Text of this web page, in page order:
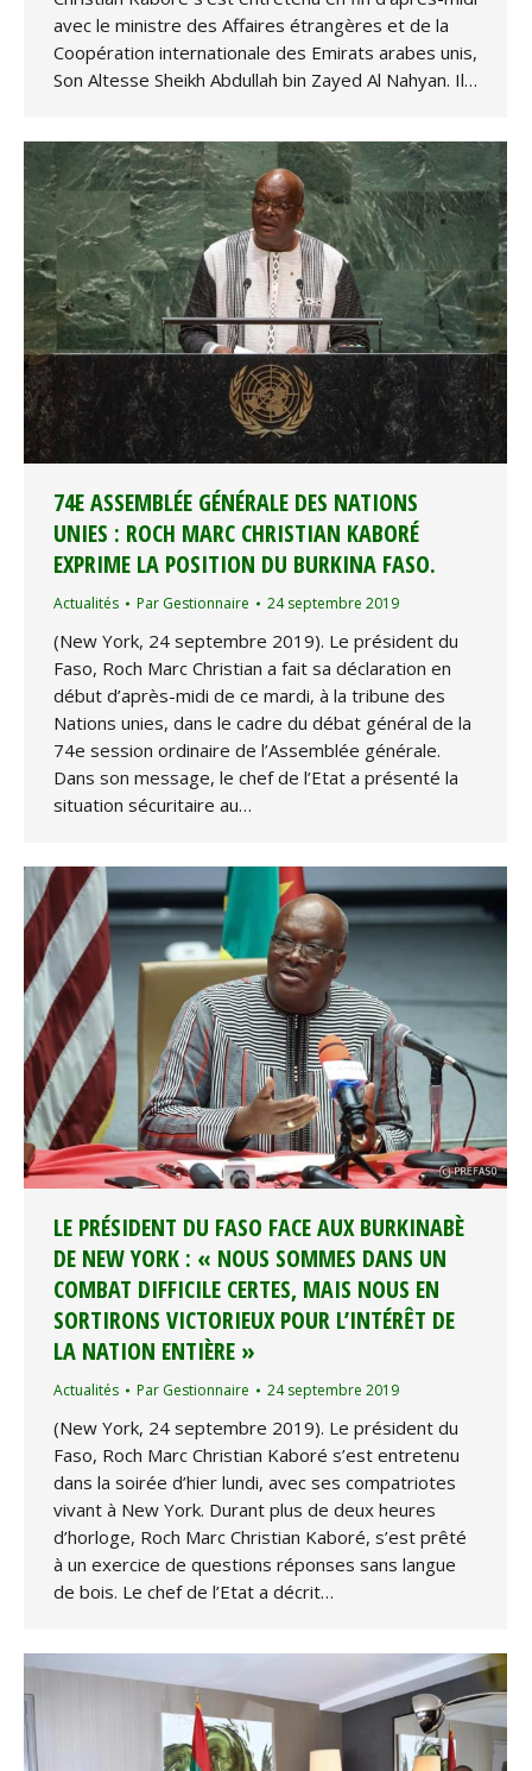
avec le ministre des Affaires étrangères et de la
Coopération internationale des Emirats arabes unis,
Son Altesse Sheikh Abdullah bin Zayed Al Nahyan. Il…
74E ASSEMBLÉE GÉNÉRALE DES NATIONS
UNIES : ROCH MARC CHRISTIAN KABORÉ
EXPRIME LA POSITION DU BURKINA FASO.
Actualités Par Gestionnaire 24 septembre 2019
(New York, 24 septembre 2019). Le président du
Faso, Roch Marc Christian a fait sa déclaration en
début d’après-midi de ce mardi, à la tribune des
Nations unies, dans le cadre du débat général de la
74e session ordinaire de l’Assemblée générale.
Dans son message, le chef de l’Etat a présenté la
situation sécuritaire au…
LE PRÉSIDENT DU FASO FACE AUX BURKINABÈ
DE NEW YORK : « NOUS SOMMES DANS UN
COMBAT DIFFICILE CERTES, MAIS NOUS EN
SORTIRONS VICTORIEUX POUR L’INTÉRÊT DE
LA NATION ENTIÈRE »
Actualités Par Gestionnaire 24 septembre 2019
(New York, 24 septembre 2019). Le président du
Faso, Roch Marc Christian Kaboré s’est entretenu
dans la soirée d’hier lundi, avec ses compatriotes
vivant à New York. Durant plus de deux heures
d’horloge, Roch Marc Christian Kaboré, s’est prêté
à un exercice de questions réponses sans langue
de bois. Le chef de l’Etat a décrit…